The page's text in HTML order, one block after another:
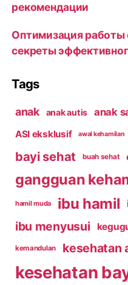
рекомендации
Оптимизация работы
секреты
Tags
anak anak autis anak
ASI eksklusif
awal kehamilan
bayi sehat buah sehat
gangguan
hamil muda ibu hamil
ibu menyusui
kemandulan kesehatan
kesehatan